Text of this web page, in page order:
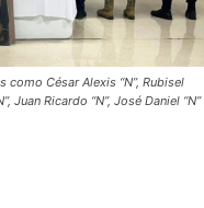
César Alexis “N”, Rubisel
Juan Ricardo “N”, José Daniel “N”